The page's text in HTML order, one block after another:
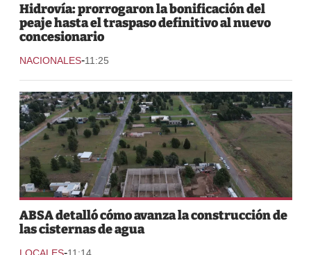
Hidrovía: prorrogaron la bonificación del
peaje hasta el traspaso definitivo al nuevo
concesionario
NACIONALES-11:25
ABSA detalló cómo avanza la construcción de
las cisternas de agua
LOCALES-11:14